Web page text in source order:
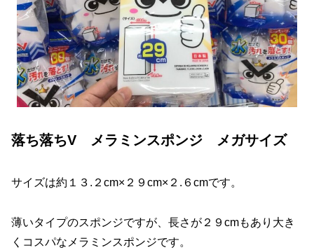
落ち落ちV メラミンスポンジ メガサイズ
サイズは約１３.２cm×２９cm×２.６cmです。
薄いタイプのスポンジですが、長さが２９cmもあり大き
くコスパなメラミンスポンジです。